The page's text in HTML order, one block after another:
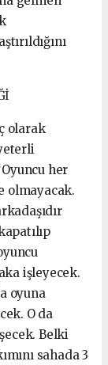
olarak
her
olmayacak.
işleyecek.
oyuna
O da
Belki
sahada 3